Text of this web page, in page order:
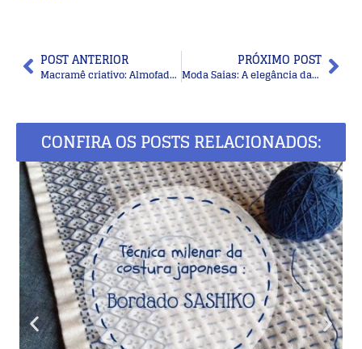
POST ANTERIOR
Macramê criativo: Almofadas e tapetes de macramê
PRÓXIMO POST
Moda Saias: A elegância das saias retas
CONFIRA OS POSTS RELACIONADOS: